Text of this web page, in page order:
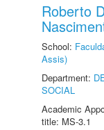
Roberto
School:
Assis)
Department:
SOCIAL
Academic
title: MS-3.1